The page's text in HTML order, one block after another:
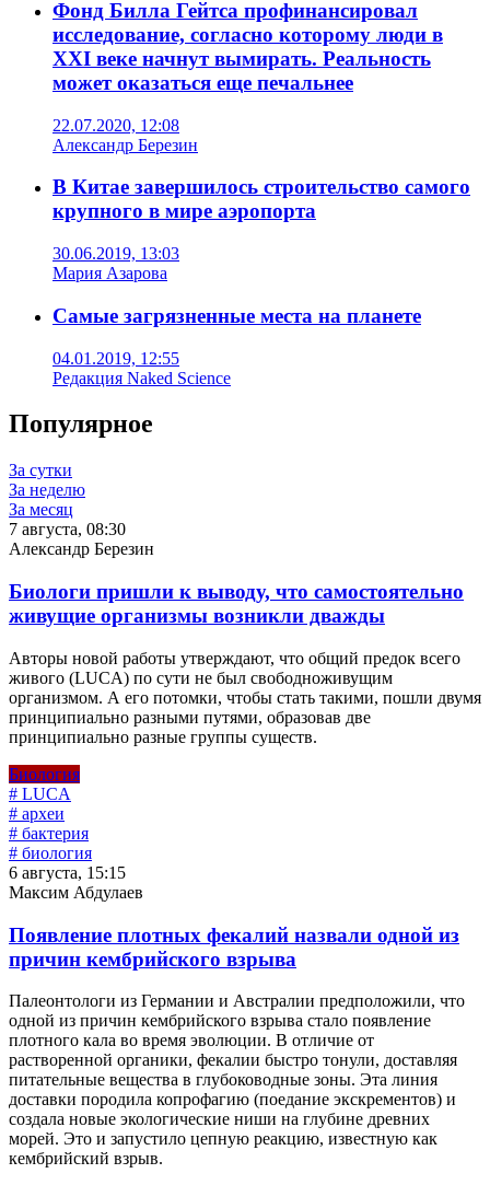
Фонд Билла Гейтса профинансировал
исследование, согласно которому люди в
XXI веке начнут вымирать. Реальность
может оказаться еще печальнее
22.07.2020, 12:08
Александр Березин
В Китае завершилось строительство самого
крупного в мире аэропорта
30.06.2019, 13:03
Мария Азарова
Самые загрязненные места на планете
04.01.2019, 12:55
Редакция Naked Science
Популярное
За сутки
За неделю
За месяц
7 августа, 08:30
Александр Березин
Биологи пришли к выводу, что самостоятельно
живущие организмы возникли дважды
Авторы новой работы утверждают, что общий предок всего
живого (LUCA) по сути не был свободноживущим
организмом. А его потомки, чтобы стать такими, пошли двумя
принципиально разными путями, образовав две
принципиально разные группы существ.
Биология
# LUCA
# археи
# бактерия
# биология
6 августа, 15:15
Максим Абдулаев
Появление плотных фекалий назвали одной из
причин кембрийского взрыва
Палеонтологи из Германии и Австралии предположили, что
одной из причин кембрийского взрыва стало появление
плотного кала во время эволюции. В отличие от
растворенной органики, фекалии быстро тонули, доставляя
питательные вещества в глубоководные зоны. Эта линия
доставки породила копрофагию (поедание экскрементов) и
создала новые экологические ниши на глубине древних
морей. Это и запустило цепную реакцию, известную как
кембрийский взрыв.